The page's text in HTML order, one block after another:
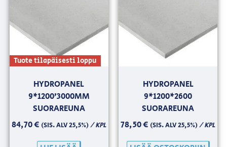
Tuote tilapäisesti loppu
HYDROPANEL
9*1200’3000MM
SUORAREUNA
84,70€ (SIS. ALV 25,5%)/ KPL
HYDROPANEL
9*1200*2600
SUORAREUNA
78,50€ (SIS. ALV 25,5%)/ KPL